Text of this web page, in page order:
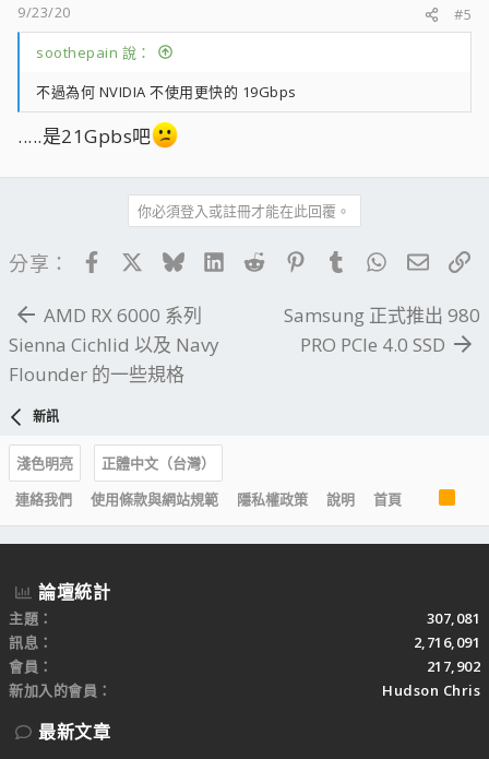
9/23/20
#5
soothepain 說：
不過為何 NVIDIA 不使用更快的 19Gbps
.....是21Gpbs吧
你必須登入或註冊才能在此回覆。
分享： FacebookBlueskyLinkedIn
Reddit PinterestTumblrWhatsApp
電子
AMD RX 6000 系列
Sienna Cichlid 以及 Navy
Flounder 的一些規格
Samsung 正式推出 980
PRO PCIe 4.0 SSD
新訊
淺色明亮
正體中文（台灣）
連絡我們
使用條款與網站規範 隱私權政策 說明 首頁
S
論壇統計
主題
307,081
訊息
2,716,091
會員
217,902
新加入的會員
Hudson Chris
最新文章